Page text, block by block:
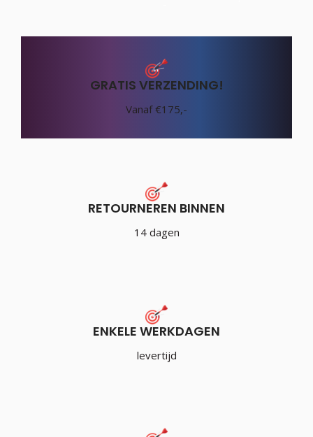
GRATIS VERZENDING!
Vanaf €175,-
RETOURNEREN BINNEN
14 dagen
ENKELE WERKDAGEN
levertijd